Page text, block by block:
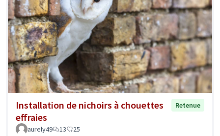
Installation de nichoirs à chouettes
effraies
Retenue
aurely49 13 25